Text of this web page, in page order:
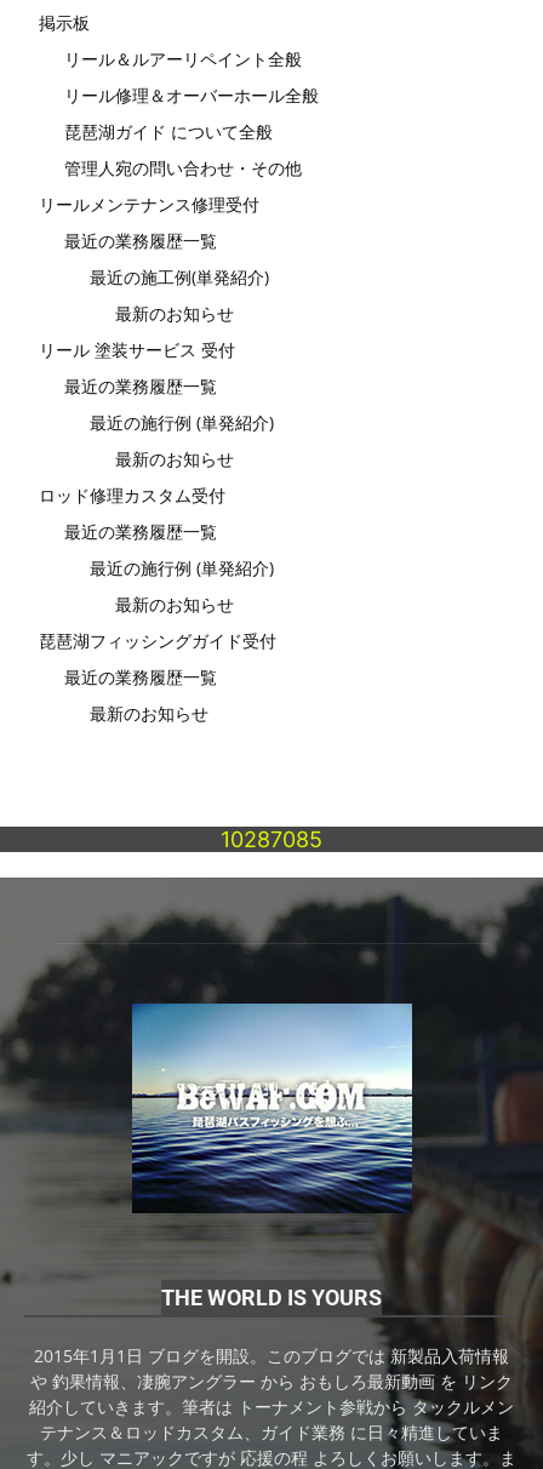
掲示板
リール＆ルアーリペイント全般
リール修理＆オーバーホール全般
琵琶湖ガイド について全般
管理人宛の問い合わせ・その他
リールメンテナンス修理受付
最近の業務履歴一覧
最近の施工例(単発紹介)
最新のお知らせ
リール 塗装サービス 受付
最近の業務履歴一覧
最近の施行例 (単発紹介)
最新のお知らせ
ロッド修理カスタム受付
最近の業務履歴一覧
最近の施行例 (単発紹介)
最新のお知らせ
琵琶湖フィッシングガイド受付
最近の業務履歴一覧
最新のお知らせ
10287085
THE WORLD IS YOURS
2015年1月1日 ブログを開設。このブログでは 新製品入荷情報
や 釣果情報、凄腕アングラー から おもしろ最新動画 を リンク
紹介していきます。筆者は トーナメント参戦から タックルメン
テナンス＆ロッドカスタム、ガイド業務 に日々精進していま
す。少し マニアックですが 応援の程 よろしくお願いします。ま